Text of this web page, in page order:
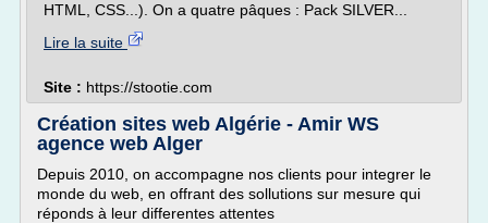
HTML, CSS...). On a quatre pâques : Pack SILVER...
Lire la suite
Site : https://stootie.com
Création sites web Algérie - Amir WS
agence web Alger
Depuis 2010, on accompagne nos clients pour integrer le
monde du web, en offrant des sollutions sur mesure qui
réponds à leur differentes attentes